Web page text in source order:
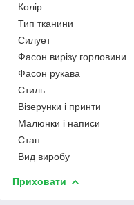
Колір
Тип тканини
Силует
Фасон вирізу горловини
Фасон рукава
Стиль
Візерунки і принти
Малюнки і написи
Стан
Вид виробу
Приховати